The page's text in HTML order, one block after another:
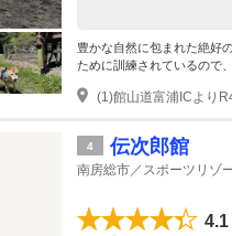
豊かな自然に包まれた絶好
ために訓練されているので
(1)館山道富浦ICより
4 伝次郎館
南房総市／スポーツリゾ
4.1